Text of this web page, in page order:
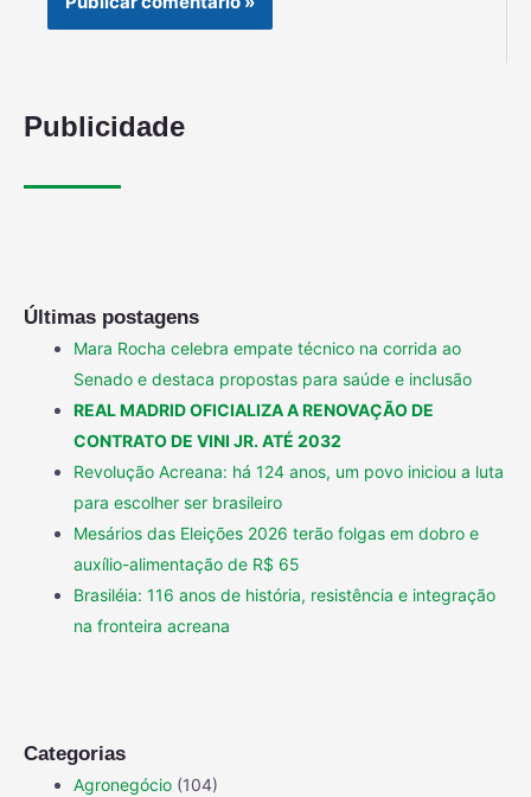
Publicidade
Últimas postagens
Mara Rocha celebra empate técnico na corrida ao
Senado e destaca propostas para saúde e inclusão
REAL MADRID OFICIALIZA A RENOVAÇÃO DE
CONTRATO DE VINI JR. ATÉ 2032
Revolução Acreana: há 124 anos, um povo iniciou a luta
para escolher ser brasileiro
Mesários das Eleições 2026 terão folgas em dobro e
auxílio-alimentação de R$ 65
Brasiléia: 116 anos de história, resistência e integração
na fronteira acreana
Categorias
Agronegócio (104)